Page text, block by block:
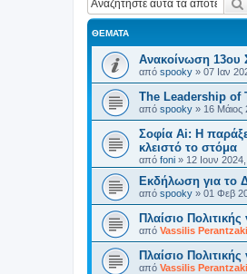
ΘΈΜΑΤΑ
Ανακοίνωση 13ου
από spooky » 07 Ιαν
The Leadership of
από spooky » 16 Μάιος
Σοφία Ai: Η
κλειστό το στόμα
από foni » 12 Ιουν
Εκδήλωση για το
από spooky » 01 Φεβ
Πλαίσιο
από Vassilis
Πλαίσιο
από Vassilis